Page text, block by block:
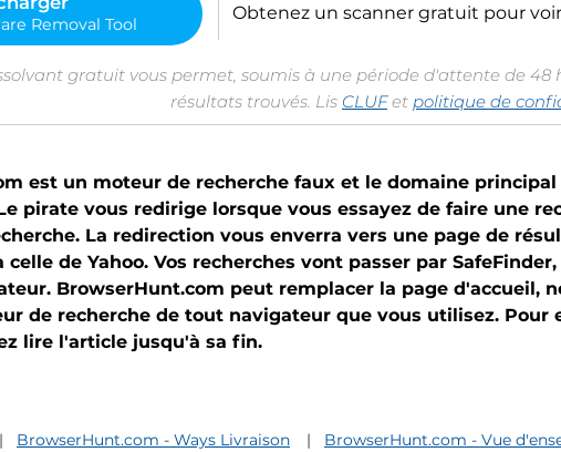
Obtenez un scanner gratuit pour
gratuit vous permet, soumis à une période d'attente de 48
résultats trouvés. Lis CLUFet politique de
est un moteur de recherche faux et le domaine
pirate vous redirige lorsque vous essayez de faire une
La redirection vous enverra vers une page de
de Yahoo. Vos recherches vont passer par
BrowserHunt.com peut remplacer la page d'accueil,
de recherche de tout navigateur que vous utilisez. Pour
lire l'article jusqu'à sa fin.
BrowserHunt.com - Ways Livraison BrowserHunt.com - Vue